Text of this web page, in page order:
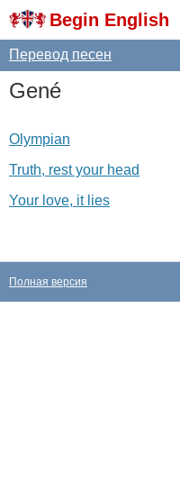
Begin English
Перевод песен
Gené
Olympian
Truth, rest your head
Your love, it lies
Полная версия